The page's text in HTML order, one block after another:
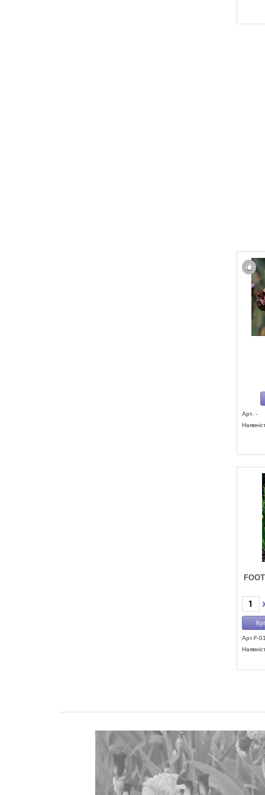
Арт. -
Арт.F-